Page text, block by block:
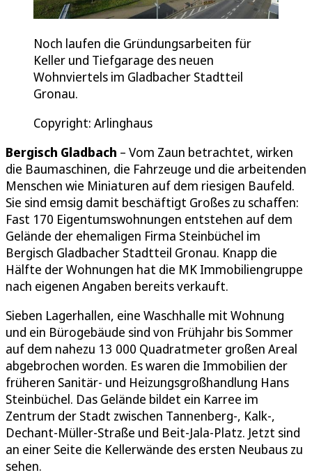
Noch laufen die Gründungsarbeiten für
Keller und Tiefgarage des neuen
Wohnviertels im Gladbacher Stadtteil
Gronau.
Copyright: Arlinghaus
Bergisch Gladbach – Vom Zaun betrachtet, wirken
die Baumaschinen, die Fahrzeuge und die arbeitenden
Menschen wie Miniaturen auf dem riesigen Baufeld.
Sie sind emsig damit beschäftigt Großes zu schaffen:
Fast 170 Eigentumswohnungen entstehen auf dem
Gelände der ehemaligen Firma Steinbüchel im
Bergisch Gladbacher Stadtteil Gronau. Knapp die
Hälfte der Wohnungen hat die MK Immobiliengruppe
nach eigenen Angaben bereits verkauft.
Sieben Lagerhallen, eine Waschhalle mit Wohnung
und ein Bürogebäude sind von Frühjahr bis Sommer
auf dem nahezu 13 000 Quadratmeter großen Areal
abgebrochen worden. Es waren die Immobilien der
früheren Sanitär- und Heizungsgroßhandlung Hans
Steinbüchel. Das Gelände bildet ein Karree im
Zentrum der Stadt zwischen Tannenberg-, Kalk-,
Dechant-Müller-Straße und Beit-Jala-Platz. Jetzt sind
an einer Seite die Kellerwände des ersten Neubaus zu
sehen.